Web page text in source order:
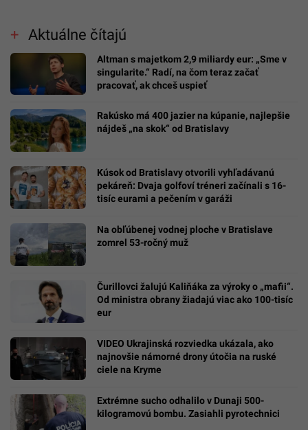
Aktuálne čítajú
Altman s majetkom 2,9 miliardy eur: „Sme v
singularite.“ Radí, na čom teraz začať
pracovať, ak chceš uspieť
Rakúsko má 400 jazier na kúpanie, najlepšie
nájdeš „na skok“ od Bratislavy
Kúsok od Bratislavy otvorili vyhľadávanú
pekáreň: Dvaja golfoví tréneri začínali s 16-
tisíc eurami a pečením v garáži
Na obľúbenej vodnej ploche v Bratislave
zomrel 53-ročný muž
Čurillovci žalujú Kaliňáka za výroky o „mafii“.
Od ministra obrany žiadajú viac ako 100-tisíc
eur
VIDEO Ukrajinská rozviedka ukázala, ako
najnovšie námorné drony útočia na ruské
ciele na Kryme
Extrémne sucho odhalilo v Dunaji 500-
kilogramovú bombu. Zasiahli pyrotechnici